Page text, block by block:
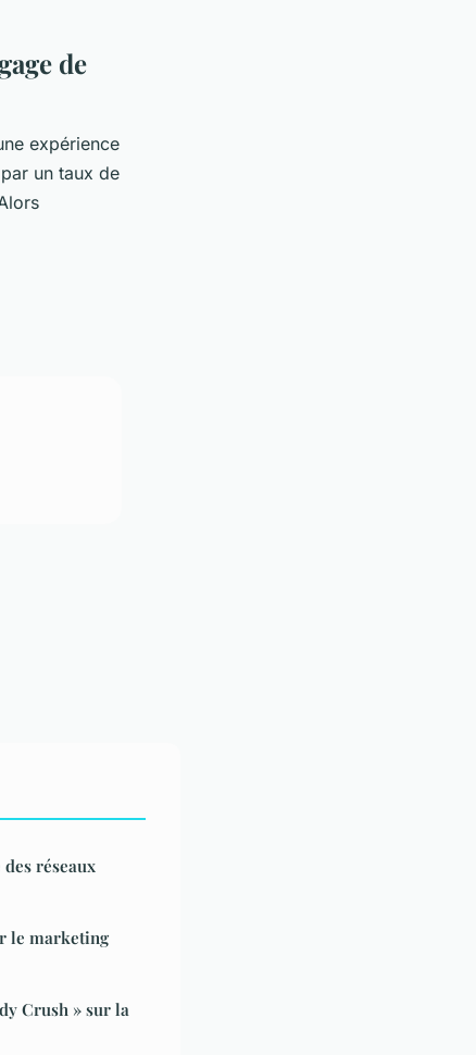
de
expérience
un taux de
réseaux
le marketing
Crush » sur la